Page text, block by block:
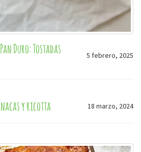
Duro: Tostadas
5 febrero, 2025
y ricotta 18 marzo, 2024